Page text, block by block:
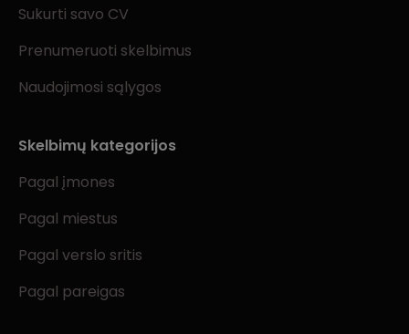
Sukurti savo CV
Prenumeruoti skelbimus
Naudojimosi sąlygos
Skelbimų kategorijos
Pagal įmones
Pagal miestus
Pagal verslo sritis
Pagal pareigas